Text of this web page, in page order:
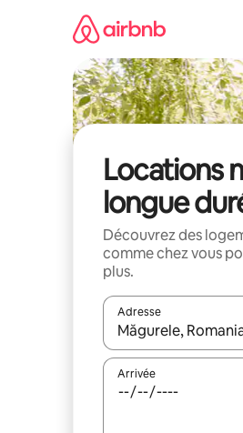
Locations
longue
Découvrez des
comme chez vous
plus.
Adresse
Lorsque les
Arrivée